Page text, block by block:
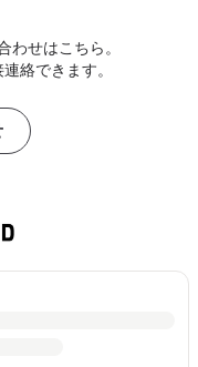
わせはこちら。
絡できます。